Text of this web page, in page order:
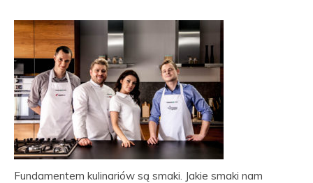
Fundamentem kulinariów są smaki. Jakie smaki nam